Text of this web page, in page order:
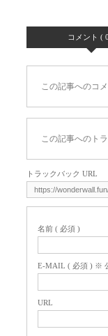
コメント (
この記事へのコ
この記事へのト
トラックバック URL
名前 ( 必須 )
E-MAIL ( 必須 ) ※
URL